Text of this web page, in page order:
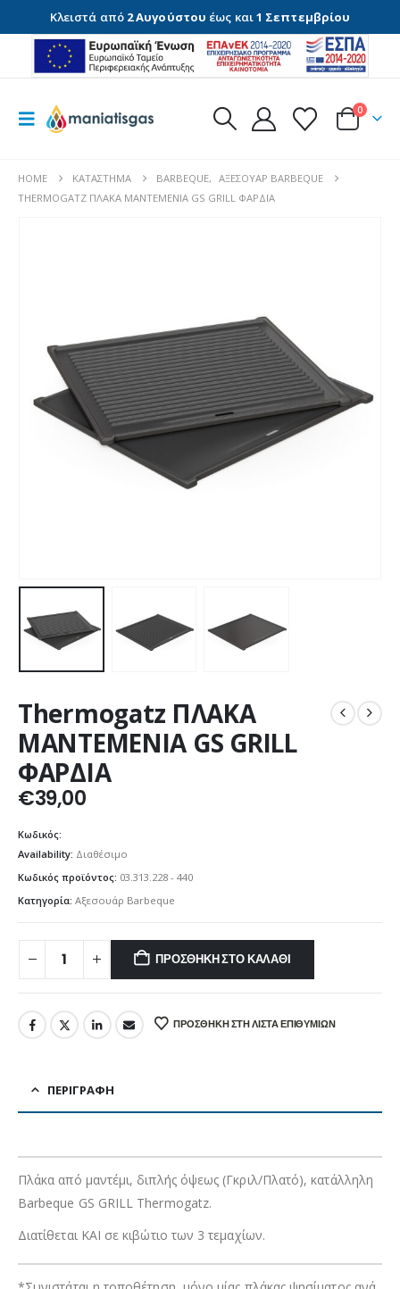
Κλειστά από 2 Αυγούστου έως και1 Σεπτεμβρίου
0
HOME ΚΑΤΆΣΤΗΜΑ BARBEQUE, ΑΞΕΣΟΥΆΡ BARBEQUE
THERMOGATZ ΠΛΑΚΑ ΜΑΝΤΕΜΕΝΙΑ GS GRILL ΦΑΡΔΙΑ
Thermogatz ΠΛΑΚΑ
ΜΑΝΤΕΜΕΝΙΑ GS GRILL
ΦΑΡΔΙΑ
€39,00
Κωδικός:
Availability: Διαθέσιμο
Κωδικός προϊόντος: 03.313.228 - 440
Κατηγορία: Αξεσουάρ Barbeque
ΠΡΟΣΘΉΚΗ ΣΤΟ ΚΑΛΆΘΙ
ΠΡΟΣΘΉΚΗ ΣΤΗ ΛΊΣΤΑ ΕΠΙΘΥΜΙΏΝ
ΠΕΡΙΓΡΑΦΉ
Πλάκα από μαντέμι, διπλής όψεως (Γκριλ/Πλατό), κατάλληλη
Barbeque GS GRILL Thermogatz.
Διατίθεται ΚΑΙ σε κιβώτιο των 3 τεμαχίων.